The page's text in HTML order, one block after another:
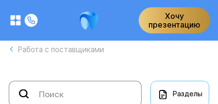
Хочу
презентацию
Работа с поставщиками
Разделы